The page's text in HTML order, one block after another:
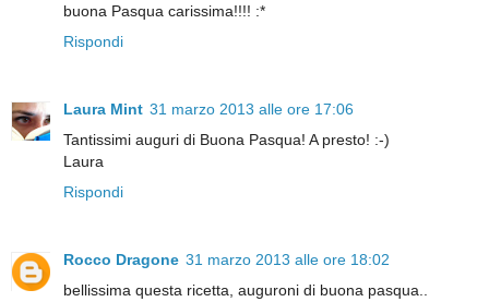
buona Pasqua carissima!!!! :*
Rispondi
Laura Mint 31 marzo 2013 alle ore 17:06
Tantissimi auguri di Buona Pasqua! A presto! :-)
Laura
Rispondi
Rocco Dragone 31 marzo 2013 alle ore 18:02
bellissima questa ricetta, auguroni di buona pasqua..